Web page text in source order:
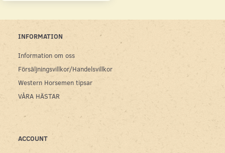
INFORMATION
Information om oss
Försäljningsvillkor/Handelsvillkor
Western Horsemen tipsar
VÅRA HÄSTAR
ACCOUNT